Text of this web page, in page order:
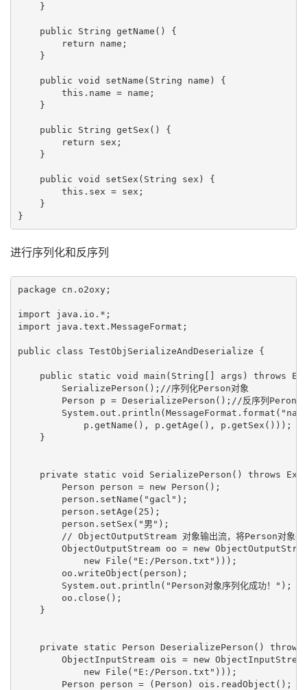
    }
    public String getName() {
        return name;
    }
    public void setName(String name) {
        this.name = name;
    }
    public String getSex() {
        return sex;
    }
    public void setSex(String sex) {
        this.sex = sex;
    }
进行序列化和反序列
package cn.o2oxy;
import java.io.*;
import java.text.MessageFormat;
public class TestObjSerializeAndDeserialize {
public static void main(String[] args) throws
        SerializePerson();//序列化Person对象
Person p = DeserializePerson();//反序列Perons
            p.getName(), p.getAge(), p.getSex()));
    }
private static void SerializePerson() throws
        Person person = new Person();
        person.setName("gacl");
        person.setAge(25);
        person.setSex("男");
// ObjectOutputStream 对象输出流，将Person对象存
ObjectOutputStream oo = new
            new File("E:/Person.txt")));
        oo.writeObject(person);
        System.out.println("Person对象序列化成功！");
        oo.close();
    }
private static Person DeserializePerson()
ObjectInputStream ois = new
            new File("E:/Person.txt")));
        Person person = (Person) ois.readObject();